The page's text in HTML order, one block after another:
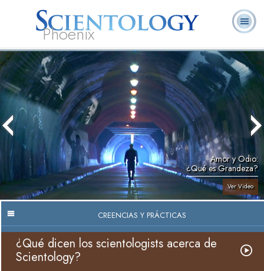
Phoenix
Acerca de
Nosotros
L. Ronald
Hubbard
¿Qué es
Scientology?
Ministros
Preguntas
Frecuentes
Libros
Amor y Odio:
¿Qué es Grandeza?
Ver Video
CREENCIAS Y PRÁCTICAS
¿Qué dicen los scientologists acerca de
Scientology?